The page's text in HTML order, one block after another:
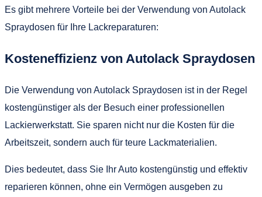
Es gibt mehrere Vorteile bei der Verwendung von Autolack
Spraydosen für Ihre Lackreparaturen:
Kosteneffizienz von Autolack Spraydosen
Die Verwendung von Autolack Spraydosen ist in der Regel
kostengünstiger als der Besuch einer professionellen
Lackierwerkstatt. Sie sparen nicht nur die Kosten für die
Arbeitszeit, sondern auch für teure Lackmaterialien.
Dies bedeutet, dass Sie Ihr Auto kostengünstig und effektiv
reparieren können, ohne ein Vermögen ausgeben zu